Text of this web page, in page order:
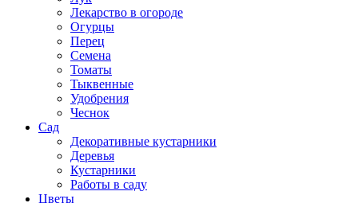
Лекарство в огороде
Огурцы
Перец
Семена
Томаты
Тыквенные
Удобрения
Чеснок
Сад
Декоративные кустарники
Деревья
Кустарники
Работы в саду
Цветы